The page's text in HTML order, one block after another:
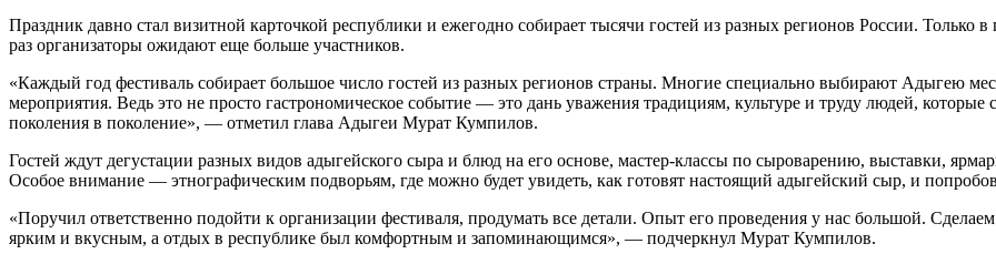
Праздник давно стал визитной карточкой республики и ежегодно собирает тысячи гостей из разных регионов России. Только
раз организаторы ожидают еще больше участников.
«Каждый год фестиваль собирает большое число гостей из разных регионов страны. Многие специально выбирают Адыгею
мероприятия. Ведь это не просто гастрономическое событие — это дань уважения традициям, культуре и труду людей,
поколения в поколение», — отметил глава Адыгеи Мурат Кумпилов.
Гостей ждут дегустации разных видов адыгейского сыра и блюд на его основе, мастер-классы по сыроварению, выставки,
Особое внимание — этнографическим подворьям, где можно будет увидеть, как готовят настоящий адыгейский сыр, и
«Поручил ответственно подойти к организации фестиваля, продумать все детали. Опыт его проведения у нас большой.
ярким и вкусным, а отдых в республике был комфортным и запоминающимся», — подчеркнул Мурат Кумпилов.